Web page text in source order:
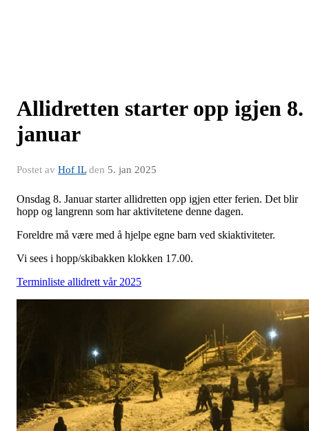
Allidretten starter opp igjen 8.
januar
Postet av Hof ILden 5. jan 2025
Onsdag 8. Januar starter allidretten opp igjen etter ferien. Det blir
hopp og langrenn som har aktivitetene denne dagen.
Foreldre må være med å hjelpe egne barn ved skiaktiviteter.
Vi sees i hopp/skibakken klokken 17.00.
Terminliste allidrett vår 2025